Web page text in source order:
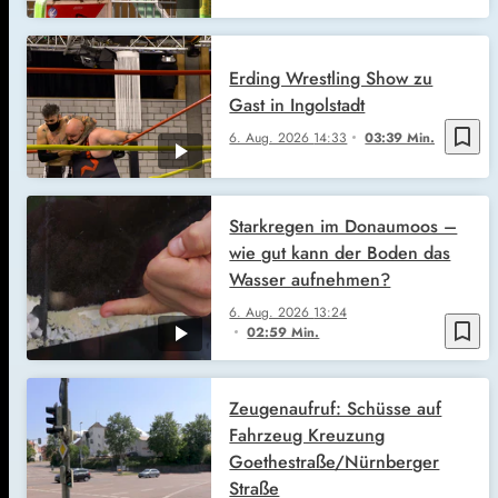
bookmark_border
6. Aug. 2026 14:33 03:39 Min.
Erding Wrestling Show zu
Gast in Ingolstadt
bookmark_border
6. Aug. 2026 13:24
02:59 Min.
Starkregen im Donaumoos –
wie gut kann der Boden das
Wasser aufnehmen?
Zeugenaufruf: Schüsse auf
Fahrzeug Kreuzung
Goethestraße/Nürnberger
Straße